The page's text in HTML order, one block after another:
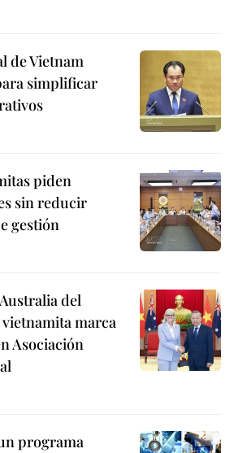
de Vietnam
simplificar
piden
sin reducir
gestión
del
marca
Asociación
programa